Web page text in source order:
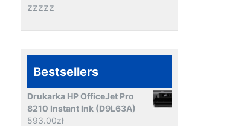
zzzzz
Bestsellers
Drukarka HP OfficeJet Pro
8210 Instant Ink (D9L63A)
593.00zł